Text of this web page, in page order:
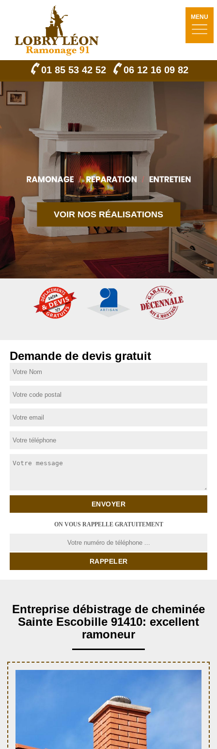
MENU
01 85 53 42 52 06 12 16 09 82
VOIR NOS RÉALISATIONS
Demande de devis gratuit
ON VOUS RAPPELLE GRATUITEMENT
Entreprise débistrage de cheminée
Sainte Escobille 91410: excellent
ramoneur